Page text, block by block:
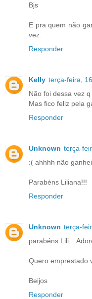
Bjs
E pra quem não
vez.
Responder
Kelly terça-feira,
Não foi dessa vez
Mas fico feliz pela
Responder
Unknown terça-
:( ahhhh não ganhei.
Parabéns Liliana!!!
Responder
Unknown terça-
parabéns Lili...
Quero emprestado
Beijos
Responder